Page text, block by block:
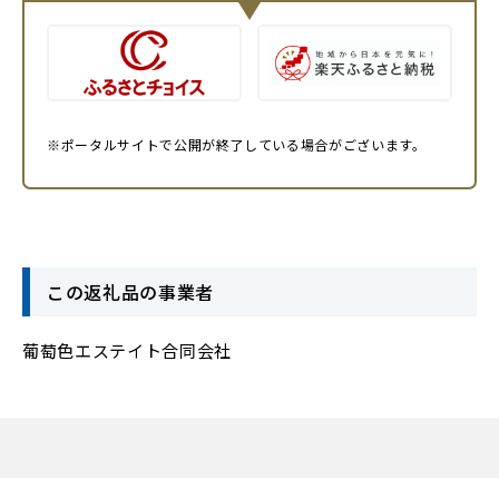
※ポータルサイトで公開が終了している場合がございます。
この返礼品の事業者
葡萄色エステイト合同会社